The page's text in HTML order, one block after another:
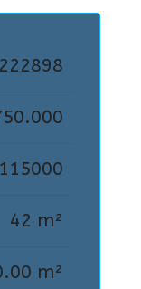
42 m²
m²